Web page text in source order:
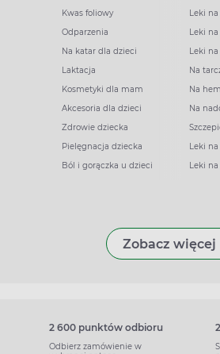
Kwas foliowy
Odparzenia
Na katar dla dzieci
Laktacja
Kosmetyki dla mam
Akcesoria dla dzieci
Zdrowie dziecka
Pielęgnacja dziecka
Ból i gorączka u dzieci
Leki
Leki
Leki
Na
Na
Na
Leki na
Leki
Zobacz więcej
2 600 punktów odbioru
Odbierz zamówienie w